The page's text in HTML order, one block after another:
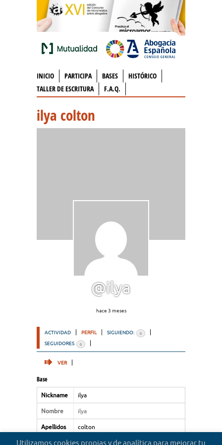
INICIO PARTICIPA BASES
HISTÓRICO
TALLER DE ESCRITURA
F.A.Q.
ilya colton
@ilya
hace 3 meses
ACTIVIDAD PERFIL SIGUIENDO: 0
SEGUIDORES 0
VER
Base
Nickname ilya
Nombre ilya
Apellidos colton
Tipo de
Utilizamos cookies propias y de analítica para mejorar tu